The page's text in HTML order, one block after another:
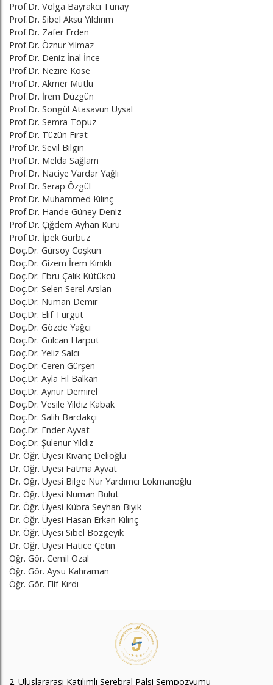
Prof.Dr. Volga Bayrakcı Tunay
Prof.Dr. Sibel Aksu Yıldırım
Prof.Dr. Zafer Erden
Prof.Dr. Öznur Yılmaz
Prof.Dr. Deniz İnal İnce
Prof.Dr. Nezire Köse
Prof.Dr. Akmer Mutlu
Prof.Dr. İrem Düzgün
Prof.Dr. Songül Atasavun Uysal
Prof.Dr. Semra Topuz
Prof.Dr. Tüzün Fırat
Prof.Dr. Sevil Bilgin
Prof.Dr. Melda Sağlam
Prof.Dr. Naciye Vardar Yağlı
Prof.Dr. Serap Özgül
Prof.Dr. Muhammed Kılınç
Prof.Dr. Hande Güney Deniz
Prof.Dr. Çiğdem Ayhan Kuru
Prof.Dr. İpek Gürbüz
Doç.Dr. Gürsoy Coşkun
Doç.Dr. Gizem İrem Kınıklı
Doç.Dr. Ebru Çalık Kütükcü
Doç.Dr. Selen Serel Arslan
Doç.Dr. Numan Demir
Doç.Dr. Elif Turgut
Doç.Dr. Gözde Yağcı
Doç.Dr. Gülcan Harput
Doç.Dr. Yeliz Salcı
Doç.Dr. Ceren Gürşen
Doç.Dr. Ayla Fil Balkan
Doç.Dr. Aynur Demirel
Doç.Dr. Vesile Yıldız Kabak
Doç.Dr. Salih Bardakçı
Doç.Dr. Ender Ayvat
Doç.Dr. Şulenur Yıldız
Dr. Öğr. Üyesi Kıvanç Delioğlu
Dr. Öğr. Üyesi Fatma Ayvat
Dr. Öğr. Üyesi Bilge Nur Yardımcı Lokmanoğlu
Dr. Öğr. Üyesi Numan Bulut
Dr. Öğr. Üyesi Kübra Seyhan Bıyık
Dr. Öğr. Üyesi Hasan Erkan Kılınç
Dr. Öğr. Üyesi Sibel Bozgeyik
Dr. Öğr. Üyesi Hatice Çetin
Öğr. Gör. Cemil Özal
Öğr. Gör. Aysu Kahraman
Öğr. Gör. Elif Kırdı
2. Uluslararası Katılımlı Serebral Palsi Sempozyumu